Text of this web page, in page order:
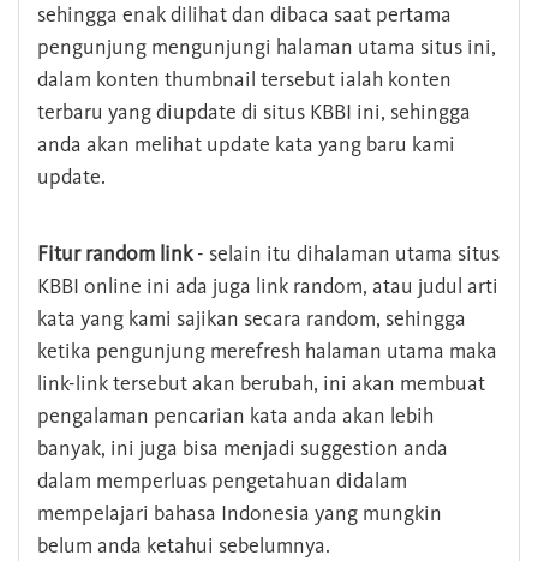
sehingga enak dilihat dan dibaca saat pertama
pengunjung mengunjungi halaman utama situs ini,
dalam konten thumbnail tersebut ialah konten
terbaru yang diupdate di situs KBBI ini, sehingga
anda akan melihat update kata yang baru kami
update.
Fitur random link- selain itu dihalaman utama situs
KBBI online ini ada juga link random, atau judul arti
kata yang kami sajikan secara random, sehingga
ketika pengunjung merefresh halaman utama maka
link-link tersebut akan berubah, ini akan membuat
pengalaman pencarian kata anda akan lebih
banyak, ini juga bisa menjadi suggestion anda
dalam memperluas pengetahuan didalam
mempelajari bahasa Indonesia yang mungkin
belum anda ketahui sebelumnya.